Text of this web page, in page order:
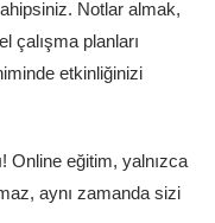
Notlar almak,
çalışma planları
etkinliğinizi
Online eğitim, yalnızca
aynı zamanda sizi